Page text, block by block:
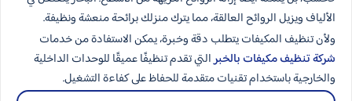
الألياف ويزيل الروائح العالقة، مما يترك منزلك برائحة منعشة ونظيفة.
ولأن تنظيف المكيفات يتطلب دقة وخبرة، يمكن الاستفادة من خدمات
شركة تنظيف مكيفات بالخبرالتي تقدم تنظيفًا عميقًا للوحدات الداخلية
والخارجية باستخدام تقنيات متقدمة للحفاظ على كفاءة التشغيل.